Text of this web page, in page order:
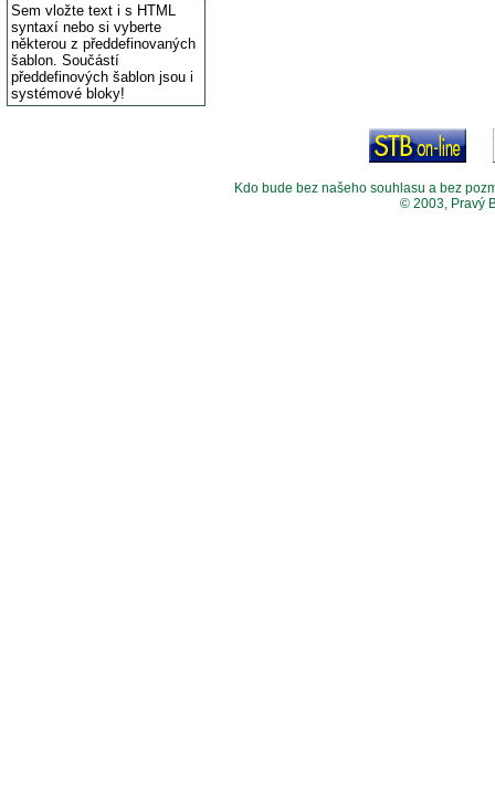
Sem vložte text i s HTML
syntaxí nebo si vyberte
některou z předdefinovaných
šablon. Součástí
předdefinových šablon jsou i
systémové bloky!
Kdo bude bez našeho souhlasu a bez
© 2003, Pravý